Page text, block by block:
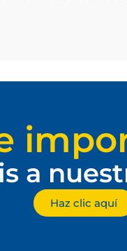
a
Haz clic aquí